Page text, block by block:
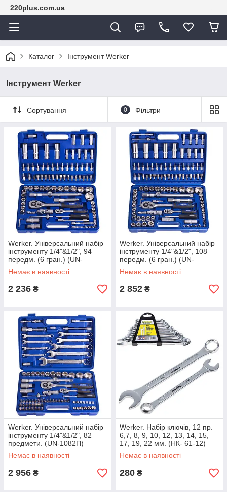
220plus.com.ua
Каталог Інструмент Werker
Інструмент Werker
Сортування 0 Фільтри
Werker. Універсальний набір
інструменту 1/4"&1/2", 94
передм. (6 гран.) (UN-
1094П-6)
Немає в наявності
2 236 ₴
Werker. Універсальний набір
інструменту 1/4"&1/2", 108
передм. (6 гран.) (UN-
1108П-6)
Немає в наявності
2 852 ₴
Werker. Універсальний набір
інструменту 1/4"&1/2", 82
предмети. (UN-1082П)
Немає в наявності
2 956 ₴
Werker. Набір ключів, 12 пр.
6,7, 8, 9, 10, 12, 13, 14, 15,
17, 19, 22 мм. (НК- 61-12)
Немає в наявності
280 ₴